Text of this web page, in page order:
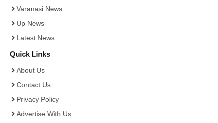
Varanasi News
Up News
Latest News
Quick Links
About Us
Contact Us
Privacy Policy
Advertise With Us